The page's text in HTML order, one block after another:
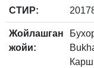
СТИР:
Жойлашган
жойи: